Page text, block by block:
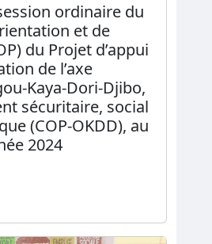
ordinaire du
et de
du Projet d’appui
de l’axe
Kaya-Dori-Djibo,
sécuritaire, social
(COP-OKDD), au
2024